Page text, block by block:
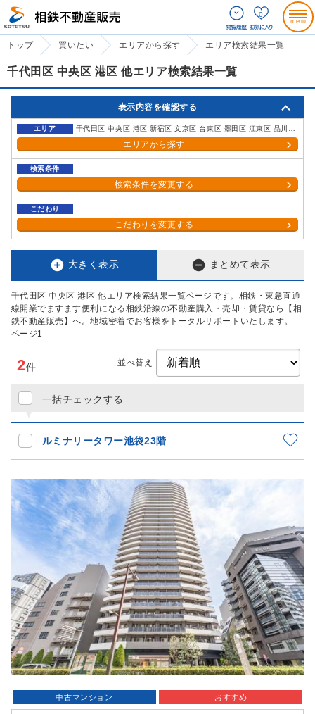
0
トップ 買いたい エリアから探す エリア検索結果一覧
千代田区 中央区 港区 他エリア検索結果一覧
表示内容を確認する
エリア
エリアから探す
検索条件
検索条件を変更する
こだわり
こだわりを変更する
 大きく表示  まとめて表示
千代田区 中央区 港区 他エリア検索結果一覧ページです。相鉄・東急直通
線開業でますます便利になる相鉄沿線の不動産購入・売却・賃貸なら【相
鉄不動産販売】へ。地域密着でお客様をトータルサポートいたします。
ページ1
並べ替え
一括チェックする
2件
ルミナリータワー池袋23階
中古マンション おすすめ